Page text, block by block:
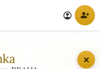
account_circle person_add
✕